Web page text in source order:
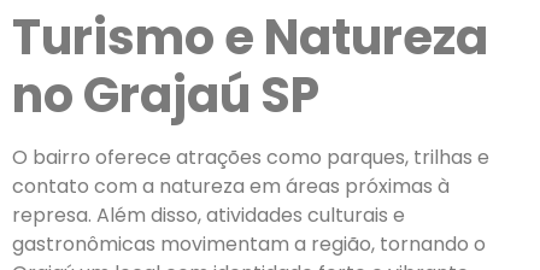
Turismo e Natureza
no Grajaú SP
O bairro oferece atrações como parques, trilhas e
contato com a natureza em áreas próximas à
represa. Além disso, atividades culturais e
gastronômicas movimentam a região, tornando o